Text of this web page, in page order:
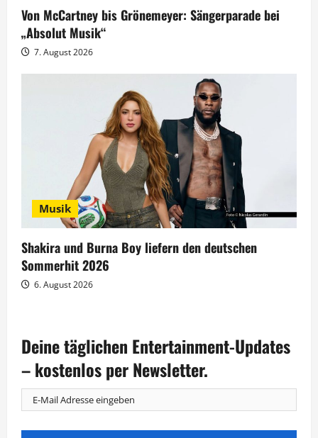
Von McCartney bis Grönemeyer: Sängerparade bei
„Absolut Musik“
7. August 2026
Musik
Shakira und Burna Boy liefern den deutschen
Sommerhit 2026
6. August 2026
Deine täglichen Entertainment-Updates
– kostenlos per Newsletter.